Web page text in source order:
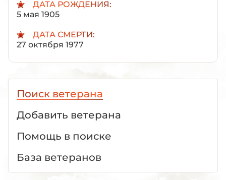
ДАТА РОЖДЕНИЯ:
5 мая 1905
ДАТА СМЕРТИ:
27 октября 1977
Поиск ветерана
Добавить ветерана
Помощь в поиске
База ветеранов